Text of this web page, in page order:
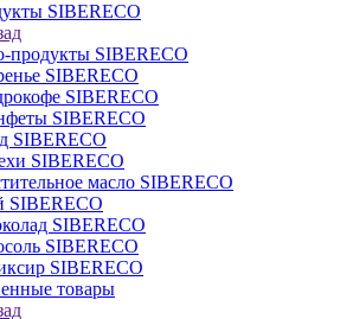
SIBERECO
продукты SIBERECO
SIBERECO
SIBERECO
SIBERECO
SIBERECO
SIBERECO
масло SIBERECO
SIBERECO
SIBERECO
SIBERECO
SIBERECO
товары